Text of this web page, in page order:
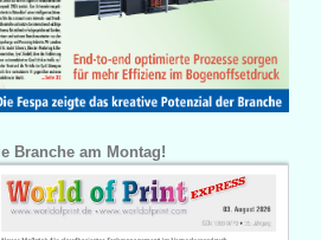
Branche am Montag!